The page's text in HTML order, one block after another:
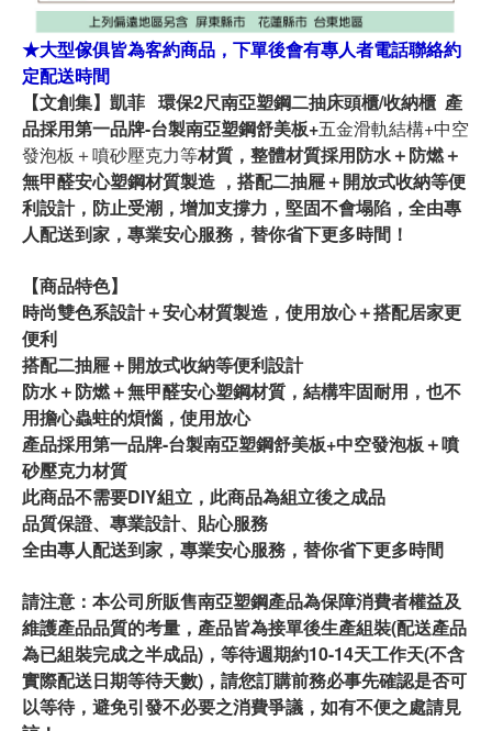
★大型傢俱皆為客約商品，下單後會有專人者電話聯絡約
定配送時間
【文創集】凱菲 環保2尺南亞塑鋼二抽床頭櫃/收納櫃 產
品採用第一品牌-台製南亞塑鋼舒美板+五金滑軌結構+中空
發泡板＋噴砂壓克力等材質，整體材質採用防水＋防燃＋
無甲醛安心塑鋼材質製造 ， 搭配二抽屜＋開放式收納等便
利設計，防止受潮，增加支撐力，堅固不會塌陷，全由專
人配送到家，專業安心服務，替你省下更多時間！
【商品特色】
時尚雙色系設計＋安心材質製造，使用放心＋搭配居家更
便利
搭配二抽屜＋開放式收納等便利設計
防水＋防燃＋無甲醛安心塑鋼材質，結構牢固耐用，也不
用擔心蟲蛀的煩惱，使用放心
產品採用第一品牌-台製南亞塑鋼舒美板+中空發泡板＋噴
砂壓克力材質
此商品不需要DIY組立，此商品為組立後之成品
品質保證、專業設計、貼心服務
全由專人配送到家，專業安心服務，替你省下更多時間
請注意：本公司所販售南亞塑鋼產品為保障消費者權益及
維護產品品質的考量，產品皆為接單後生產組裝(配送產品
為已組裝完成之半成品)，等待週期約10-14天工作天(不含
實際配送日期等待天數)，請您訂購前務必事先確認是否可
以等待，避免引發不必要之消費爭議，如有不便之處請見